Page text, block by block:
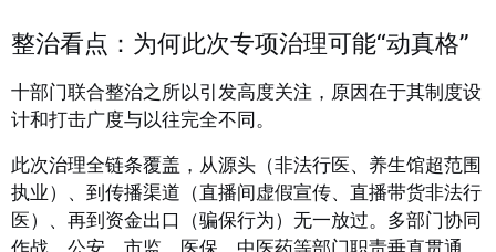
整治看点：为何此次专项治理可能“动真格”
十部门联合整治之所以引发高度关注，原因在于其制度设
计和打击广度与以往完全不同。
此次治理全链条覆盖，从源头（非法行医、养生馆超范围
执业）、到传播渠道（直播间虚假宣传、直播带货非法行
医）、再到资金出口（骗保行为）无一放过。多部门协同
作战，公安、市监、医保、中医药等部门职责垂直贯通，